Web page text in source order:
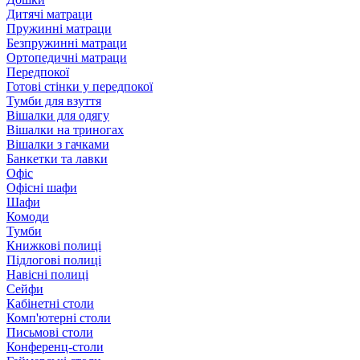
Дитячі матраци
Пружинні матраци
Безпружинні матраци
Ортопедичні матраци
Передпокої
Готові стінки у передпокої
Тумби для взуття
Вішалки для одягу
Вішалки на триногах
Вішалки з гачками
Банкетки та лавки
Офіс
Офісні шафи
Шафи
Комоди
Тумби
Книжкові полиці
Підлогові полиці
Навісні полиці
Сейфи
Кабінетні столи
Комп'ютерні столи
Письмові столи
Конференц-столи